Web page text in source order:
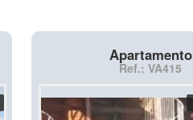
Apartamento
Ref.: VA415